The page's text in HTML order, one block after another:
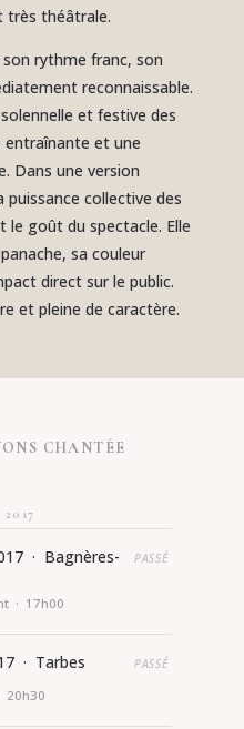
très théâtrale.
rythme franc, son
reconnaissable.
et festive des
entraînante et une
Dans une version
collective des
goût du spectacle. Elle
sa couleur
direct sur le public.
et pleine de caractère.
CHANTÉE
2017
· Bagnères-
PASSÉ
· 17h00
· Tarbes PASSÉ
20h30